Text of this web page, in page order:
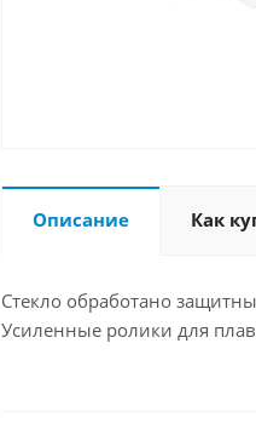
Описание Как
Стекло обработано
Усиленные ролики для